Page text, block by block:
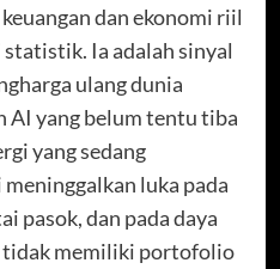
dan ekonomi riil
Ia adalah sinyal
ulang dunia
AI yang belum tentu tiba
yang sedang
luka pada
pasok, dan pada daya
tidak memiliki portofolio